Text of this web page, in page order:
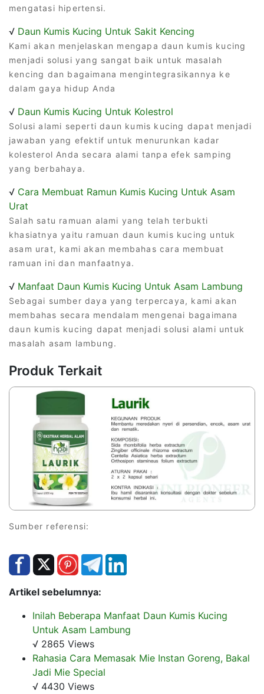
mengatasi hipertensi.
√ Daun Kumis Kucing Untuk Sakit Kencing
Kami akan menjelaskan mengapa daun kumis kucing
menjadi solusi yang sangat baik untuk masalah
kencing dan bagaimana mengintegrasikannya ke
dalam gaya hidup Anda
√ Daun Kumis Kucing Untuk Kolestrol
Solusi alami seperti daun kumis kucing dapat menjadi
jawaban yang efektif untuk menurunkan kadar
kolesterol Anda secara alami tanpa efek samping
yang berbahaya.
√ Cara Membuat Ramun Kumis Kucing Untuk Asam
Urat
Salah satu ramuan alami yang telah terbukti
khasiatnya yaitu ramuan daun kumis kucing untuk
asam urat, kami akan membahas cara membuat
ramuan ini dan manfaatnya.
√ Manfaat Daun Kumis Kucing Untuk Asam Lambung
Sebagai sumber daya yang terpercaya, kami akan
membahas secara mendalam mengenai bagaimana
daun kumis kucing dapat menjadi solusi alami untuk
masalah asam lambung.
Produk Terkait
Sumber referensi:
Artikel sebelumnya:
Inilah Beberapa Manfaat Daun Kumis Kucing
Untuk Asam Lambung
√ 2865 Views
Rahasia Cara Memasak Mie Instan Goreng, Bakal
Jadi Mie Special
√ 4430 Views